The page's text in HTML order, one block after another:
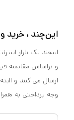
این‌چند ، خرید
اینچند یک بازار
و براساس مقایسه
ارسال می کنند و
وجه پرداختی به